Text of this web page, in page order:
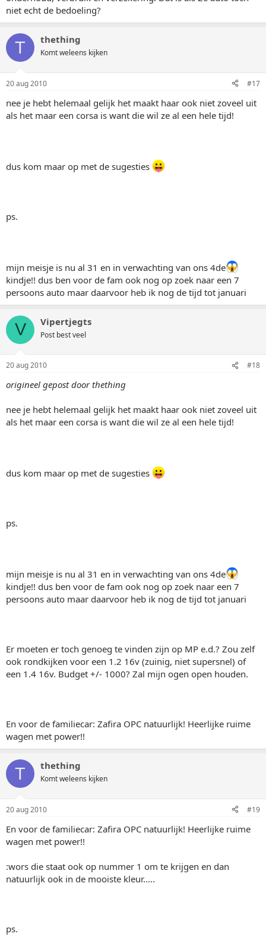
niet echt de bedoeling?
T thething
Komt weleens kijken
20 aug 2010 #17
nee je hebt helemaal gelijk het maakt haar ook niet zoveel uit
als het maar een corsa is want die wil ze al een hele tijd!
dus kom maar op met de sugesties
ps.
mijn meisje is nu al 31 en in verwachting van ons 4de
kindje!! dus ben voor de fam ook nog op zoek naar een 7
persoons auto maar daarvoor heb ik nog de tijd tot januari
V Vipertjegts
Post best veel
20 aug 2010 #18
origineel gepost door thething
nee je hebt helemaal gelijk het maakt haar ook niet zoveel uit
als het maar een corsa is want die wil ze al een hele tijd!
dus kom maar op met de sugesties
ps.
mijn meisje is nu al 31 en in verwachting van ons 4de
kindje!! dus ben voor de fam ook nog op zoek naar een 7
persoons auto maar daarvoor heb ik nog de tijd tot januari
Er moeten er toch genoeg te vinden zijn op MP e.d.? Zou zelf
ook rondkijken voor een 1.2 16v (zuinig, niet supersnel) of
een 1.4 16v. Budget +/- 1000? Zal mijn ogen open houden.
En voor de familiecar: Zafira OPC natuurlijk! Heerlijke ruime
wagen met power!!
T thething
Komt weleens kijken
20 aug 2010 #19
En voor de familiecar: Zafira OPC natuurlijk! Heerlijke ruime
wagen met power!!
:wors die staat ook op nummer 1 om te krijgen en dan
natuurlijk ook in de mooiste kleur.....
ps.